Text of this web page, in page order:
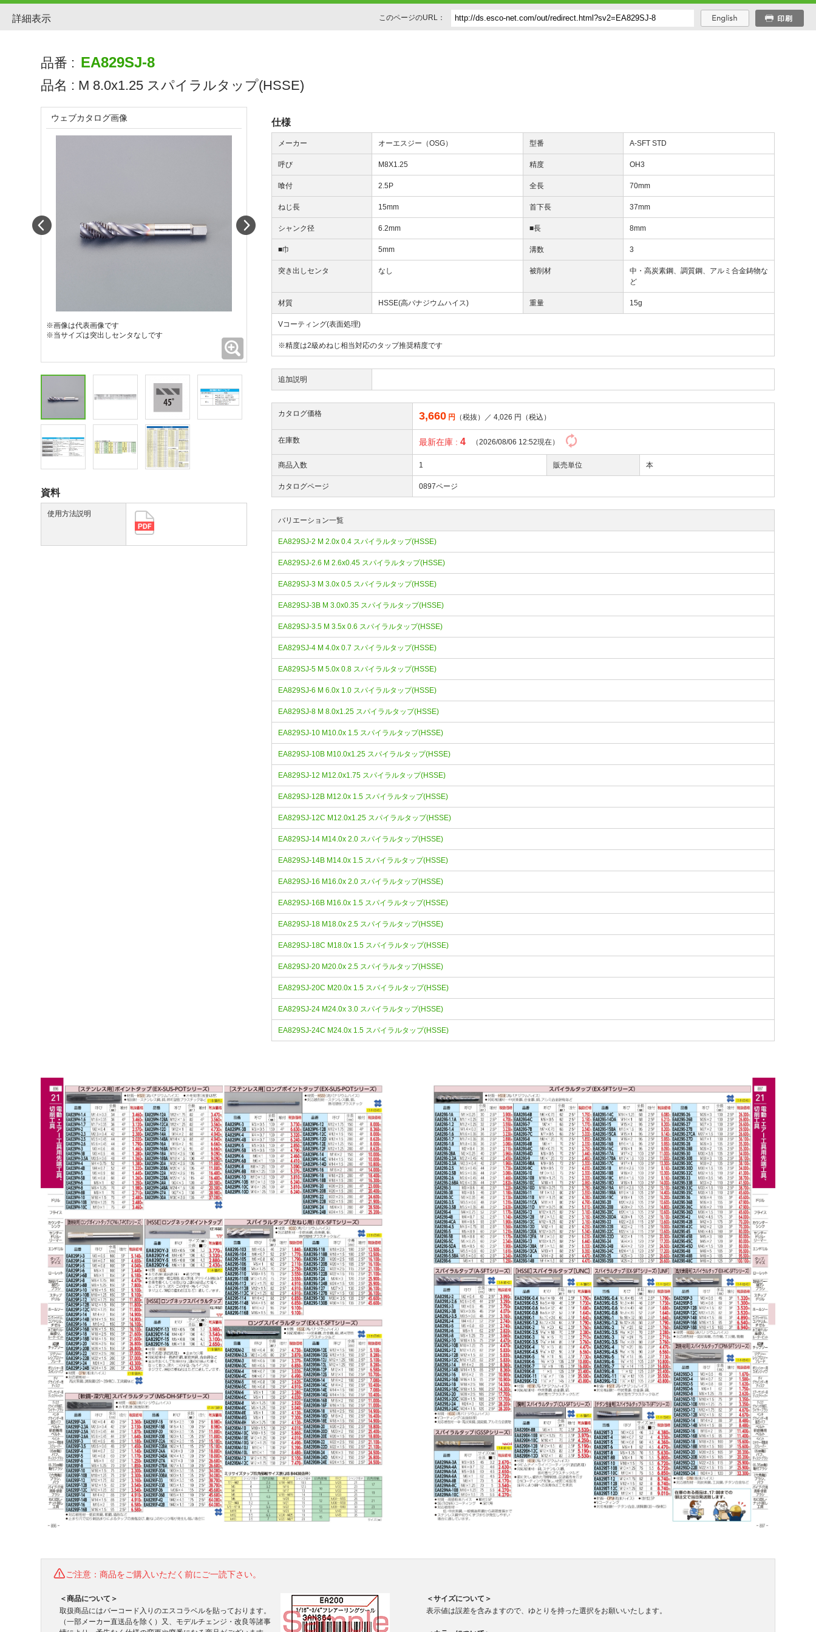
詳細表示 このページのURL：
品番 : EA829SJ-8
品名 : M 8.0x1.25 スパイラルタップ(HSSE)
仕様
メーカー オーエスジー（OSG） 型番 A-SFT STD
呼び M8X1.25 精度 OH3
喰付 2.5P 全長 70mm
ねじ長 15mm 首下長 37mm
シャンク径 6.2mm ■長 8mm
■巾 5mm 溝数 3
突き出しセンタ なし 被削材
中・高炭素鋼、調質鋼、アルミ合金鋳物な
ど
材質 HSSE(高バナジウムハイス) 重量 15g
Vコーティング(表面処理)
※精度は2級めねじ相当対応のタップ推奨精度です
追加説明
カタログ価格 3,660 円 （税抜）／4,026 円（税込）
在庫数 最新在庫 :4 （2026/08/06 12:52現在）
商品入数 1 販売単位 本
カタログページ 0897ページ
バリエーション一覧
EA829SJ-2 M 2.0x 0.4 スパイラルタップ(HSSE)
EA829SJ-2.6 M 2.6x0.45 スパイラルタップ(HSSE)
EA829SJ-3 M 3.0x 0.5 スパイラルタップ(HSSE)
EA829SJ-3B M 3.0x0.35 スパイラルタップ(HSSE)
EA829SJ-3.5 M 3.5x 0.6 スパイラルタップ(HSSE)
EA829SJ-4 M 4.0x 0.7 スパイラルタップ(HSSE)
EA829SJ-5 M 5.0x 0.8 スパイラルタップ(HSSE)
EA829SJ-6 M 6.0x 1.0 スパイラルタップ(HSSE)
EA829SJ-8 M 8.0x1.25 スパイラルタップ(HSSE)
EA829SJ-10 M10.0x 1.5 スパイラルタップ(HSSE)
EA829SJ-10B M10.0x1.25 スパイラルタップ(HSSE)
EA829SJ-12 M12.0x1.75 スパイラルタップ(HSSE)
EA829SJ-12B M12.0x 1.5 スパイラルタップ(HSSE)
EA829SJ-12C M12.0x1.25 スパイラルタップ(HSSE)
EA829SJ-14 M14.0x 2.0 スパイラルタップ(HSSE)
EA829SJ-14B M14.0x 1.5 スパイラルタップ(HSSE)
EA829SJ-16 M16.0x 2.0 スパイラルタップ(HSSE)
EA829SJ-16B M16.0x 1.5 スパイラルタップ(HSSE)
EA829SJ-18 M18.0x 2.5 スパイラルタップ(HSSE)
EA829SJ-18C M18.0x 1.5 スパイラルタップ(HSSE)
EA829SJ-20 M20.0x 2.5 スパイラルタップ(HSSE)
EA829SJ-20C M20.0x 1.5 スパイラルタップ(HSSE)
EA829SJ-24 M24.0x 3.0 スパイラルタップ(HSSE)
EA829SJ-24C M24.0x 1.5 スパイラルタップ(HSSE)
ウェブカタログ画像
※画像は代表画像です
※当サイズは突出しセンタなしです
資料
使用方法説明
ご注意：商品をご購入いただく前にご一読下さい。
＜商品について＞
取扱商品にはバーコード入りのエスコラベルを貼っております。
（一部メーカー直送品を除く）又、モデルチェンジ・改良等諸事
＜サイズについて＞
表示値は誤差を含みますので、ゆとりを持った選択をお願いいたします。